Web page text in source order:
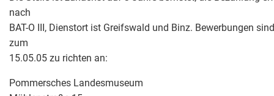
nach
BAT-O III, Dienstort ist Greifswald und Binz. Bewerbungen
zum
15.05.05 zu richten an:
Pommersches Landesmuseum